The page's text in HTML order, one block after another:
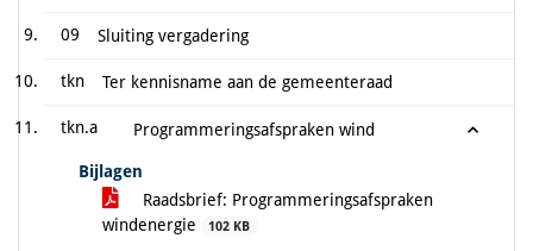
09 Sluiting vergadering
tkn Ter kennisname aan de gemeenteraad
tkn.a Programmeringsafspraken wind
Bijlagen
Raadsbrief: Programmeringsafspraken
windenergie
102 KB